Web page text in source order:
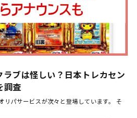
ラブは怪しい？日本トレカセン
調査
リパサービスが次々と登場しています。 そ